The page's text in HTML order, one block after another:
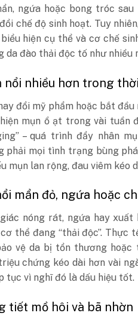
ngứa hoặc bong tróc
chế độ sinh hoạt. Tuy
hiện cụ thể và cơ chế
da đào thải độc tố như nhiều
nổi nhiều hơn trong
đổi mỹ phẩm hoặc bắt
mụn ồ ạt trong vài tuần
– quá trình đẩy nhân
phải mọi tình trạng bùng
mụn lan rộng, đau viêm kéo
mẩn đỏ, ngứa hoặc
nóng rát, ngứa hay
thể đang “thải độc”. Thực
vệ da bị tổn thương hoặc
chứng kéo dài hơn vài
tục vì nghĩ đó là dấu hiệu tốt.
tiết mồ hôi và bã nhờn